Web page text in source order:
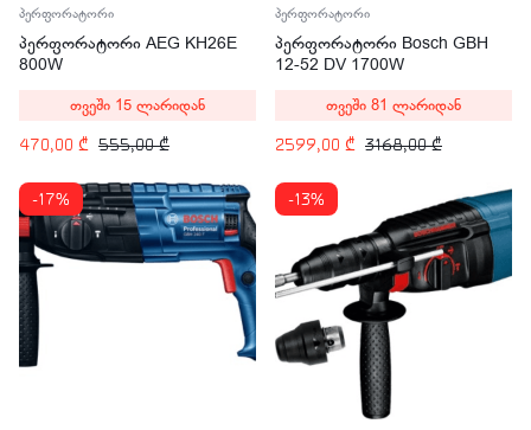
პერფორატორი
პერფორატორი AEG KH26E
800W
555,00₾
470,00 ₾
თვეში 15 ლარიდან
პერფორატორი
პერფორატორი Bosch GBH
12-52 DV 1700W
3168,00₾
2599,00 ₾
თვეში 81 ლარიდან
-17% -13%